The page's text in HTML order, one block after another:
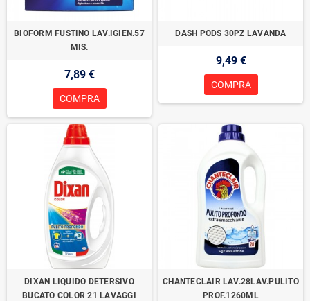
BIOFORM FUSTINO LAV.IGIEN.57
MIS.
7,89 €
COMPRA
DASH PODS 30PZ LAVANDA
9,49 €
COMPRA
DIXAN LIQUIDO DETERSIVO
BUCATO COLOR 21 LAVAGGI
CHANTECLAIR LAV.28LAV.PULITO
PROF.1260ML